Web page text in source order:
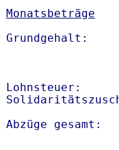
Monatsbeträge
Lohnsteuer:
Abzüge